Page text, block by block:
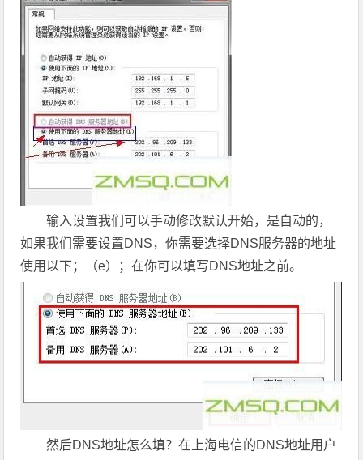
输入设置我们可以手动修改默认开始，是自动的，
如果我们需要设置DNS，你需要选择DNS服务器的地址
使用以下；（e）；在你可以填写DNS地址之前。
然后DNS地址怎么填？在上海电信的DNS地址用户